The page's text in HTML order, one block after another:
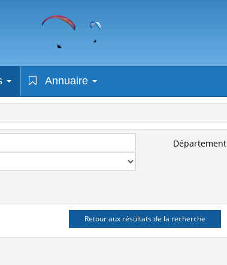
Annuaire
Département
Retour aux résultats de la recherche